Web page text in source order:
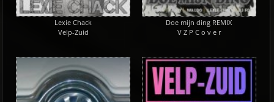
Lexie Chack
Velp-Zuid
Doe mijn ding REMIX
V Z P C o v e r